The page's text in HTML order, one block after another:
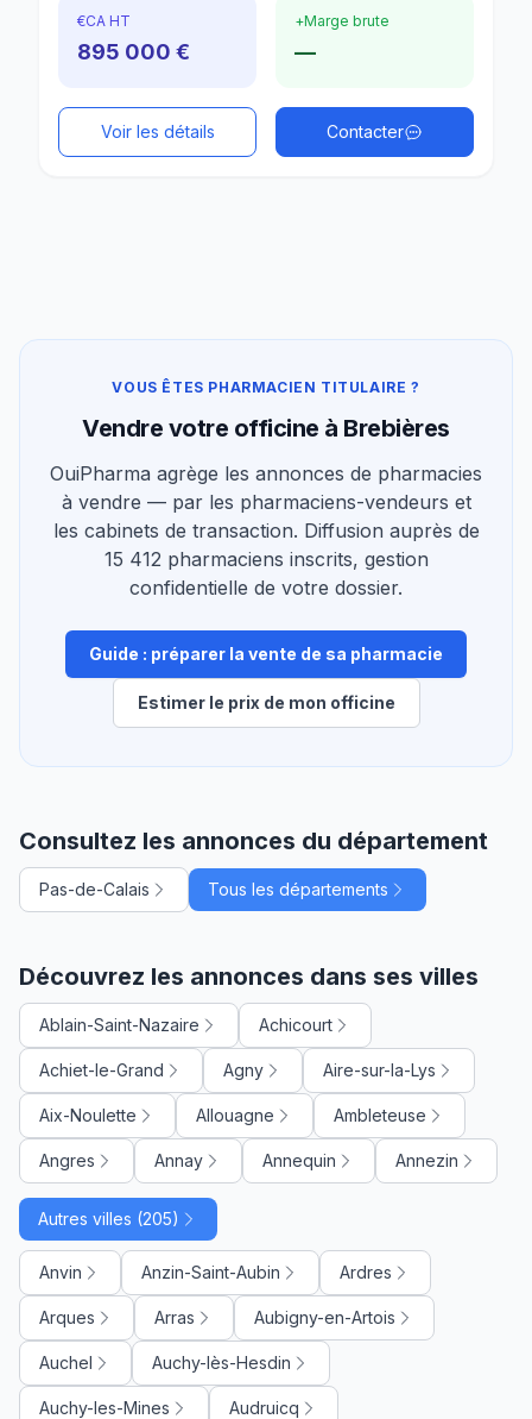
€CA HT
895 000 €
+Marge brute
—
Voir les détails Contacter
VOUS ÊTES PHARMACIEN TITULAIRE ?
Vendre votre officine à Brebières
OuiPharma agrège les annonces de pharmacies
à vendre — par les pharmaciens-vendeurs et
les cabinets de transaction. Diffusion auprès de
15 412 pharmaciens inscrits, gestion
confidentielle de votre dossier.
Guide : préparer la vente de sa pharmacie
Estimer le prix de mon officine
Consultez les annonces du département
Pas-de-Calais Tous les départements
Découvrez les annonces dans ses villes
Ablain-Saint-Nazaire Achicourt
Achiet-le-Grand Agny Aire-sur-la-Lys
Aix-Noulette Allouagne Ambleteuse
Angres Annay Annequin Annezin
Autres villes (205)
Anvin Anzin-Saint-Aubin Ardres
Arques Arras Aubigny-en-Artois
Auchel Auchy-lès-Hesdin
Auchy-les-Mines Audruicq